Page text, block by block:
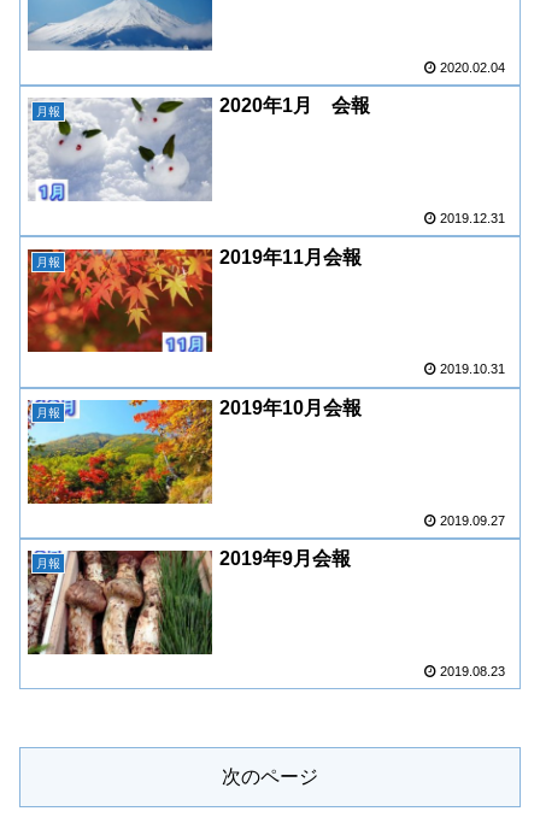
2020.02.04
月報 2020年1月 会報
2019.12.31
月報 2019年11月会報
2019.10.31
月報 2019年10月会報
2019.09.27
月報 2019年9月会報
2019.08.23
次のページ